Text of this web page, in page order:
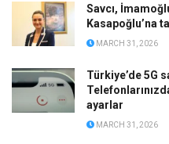
Savcı,
Kasapoğlu’na
MARCH 31, 2026
Türkiye’de 5G
ayarlar
MARCH 31, 2026